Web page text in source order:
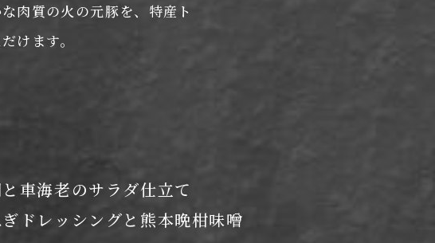
肉質の火の元豚を、特産ト
けます。
車海老のサラダ仕立て
ドレッシングと熊本晩柑味噌